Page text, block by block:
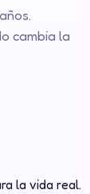
cambia la
la vida real.